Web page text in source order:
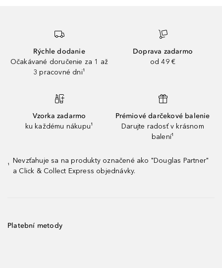
Rýchle dodanie
Očakávané doručenie za 1 až
3 pracovné dni¹
Doprava zadarmo
od 49 €
Vzorka zadarmo
ku každému nákupu¹
Prémiové darčekové balenie
Darujte radosť v krásnom
balení¹
¹
Nevzťahuje sa na produkty označené ako "Douglas Partner"
a Click & Collect Express objednávky.
Platební metody